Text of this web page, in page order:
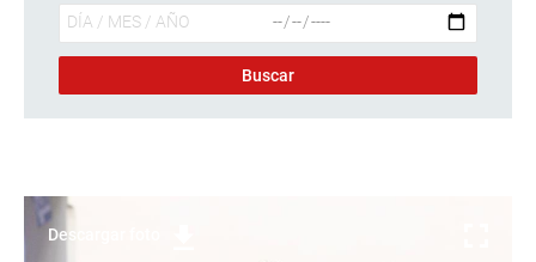
Descargar foto